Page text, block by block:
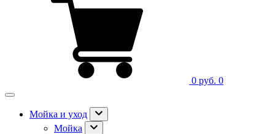
0 руб. 0
Мойка и уход
Мойка